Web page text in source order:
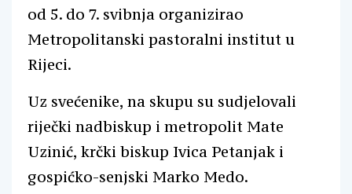
od 5. do 7. svibnja organizirao
Metropolitanski pastoralni institut u
Rijeci.
Uz svećenike, na skupu su sudjelovali
riječki nadbiskup i metropolit Mate
Uzinić, krčki biskup Ivica Petanjak i
gospićko-senjski Marko Medo.